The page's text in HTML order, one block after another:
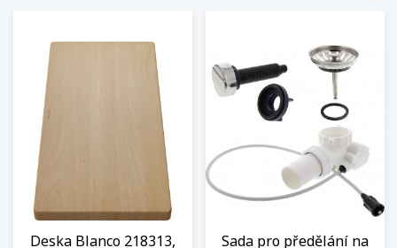
Deska Blanco 218313,
Sada pro předělání na